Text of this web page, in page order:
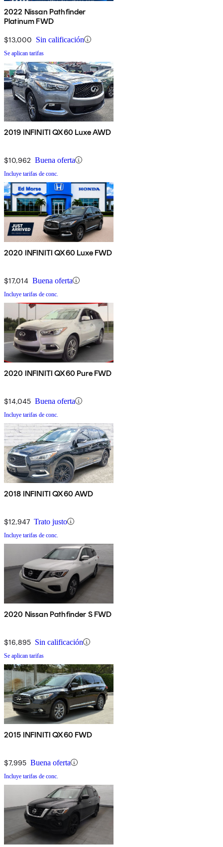
2022 Nissan Pathfinder
Platinum FWD
$13,000 Sin calificación
Se aplican tarifas
2019 INFINITI QX60 Luxe AWD
$10,962 Buena oferta
Incluye tarifas de conc.
2020 INFINITI QX60 Luxe FWD
$17,014 Buena oferta
Incluye tarifas de conc.
2020 INFINITI QX60 Pure FWD
$14,045 Buena oferta
Incluye tarifas de conc.
2018 INFINITI QX60 AWD
$12,947 Trato justo
Incluye tarifas de conc.
2020 Nissan Pathfinder S FWD
$16,895 Sin calificación
Se aplican tarifas
2015 INFINITI QX60 FWD
$7,995 Buena oferta
Incluye tarifas de conc.